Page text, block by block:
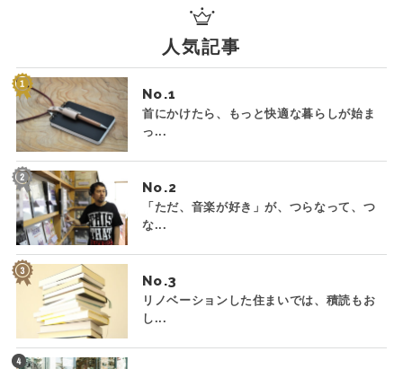
人気記事
No.
首にかけたら、もっと快適な暮らしが始ま
っ...
No.
「ただ、音楽が好き」が、つらなって、つ
な...
No.
リノベーションした住まいでは、積読もお
し...